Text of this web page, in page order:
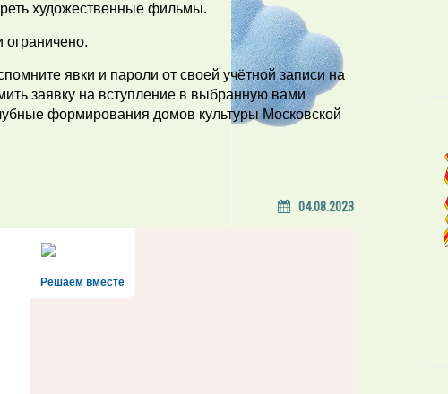
художественные фильмы.
явки и пароли от своей учётной записи на
заявку на вступление в выбранную вами
формирования домов культуры Московской
04.08.2023
Решаем вместе